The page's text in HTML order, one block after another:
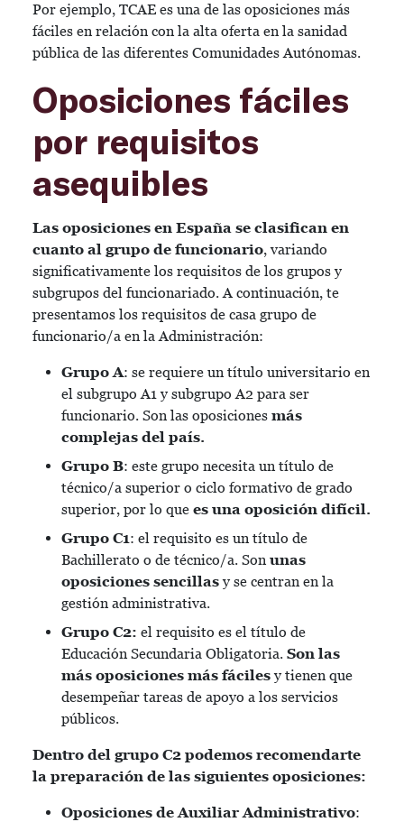
Por ejemplo, TCAE es una de las oposiciones más
fáciles en relación con la alta oferta en la sanidad
pública de las diferentes Comunidades Autónomas.
Oposiciones fáciles
por requisitos
asequibles
Las oposiciones en España se clasifican en
cuanto al grupo de funcionario, variando
significativamente los requisitos de los grupos y
subgrupos del funcionariado. A continuación, te
presentamos los requisitos de casa grupo de
funcionario/a en la Administración:
Grupo A: se requiere un título universitario en
el subgrupo A1 y subgrupo A2 para ser
funcionario. Son las oposiciones más
complejas del país.
Grupo B: este grupo necesita un título de
técnico/a superior o ciclo formativo de grado
superior, por lo que es una oposición difícil.
Grupo C1: el requisito es un título de
Bachillerato o de técnico/a. Son unas
oposiciones sencillasy se centran en la
gestión administrativa.
Grupo C2: el requisito es el título de
Educación Secundaria Obligatoria. Son las
más oposiciones más fácilesy tienen que
desempeñar tareas de apoyo a los servicios
públicos.
Dentro del grupo C2 podemos recomendarte
la preparación de las siguientes oposiciones:
Oposiciones de Auxiliar Administrativo: